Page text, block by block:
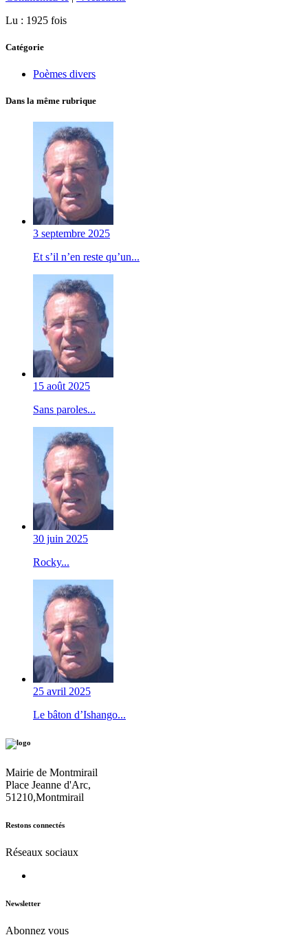
Lu : 1925 fois
Catégorie
Poèmes divers
Dans la même rubrique
3 septembre 2025
Et s’il n’en reste qu’un...
15 août 2025
Sans paroles...
30 juin 2025
Rocky...
25 avril 2025
Le bâton d’Ishango...
Mairie de Montmirail
Place Jeanne d'Arc,
51210,Montmirail
Restons connectés
Réseaux sociaux
Newsletter
Abonnez vous